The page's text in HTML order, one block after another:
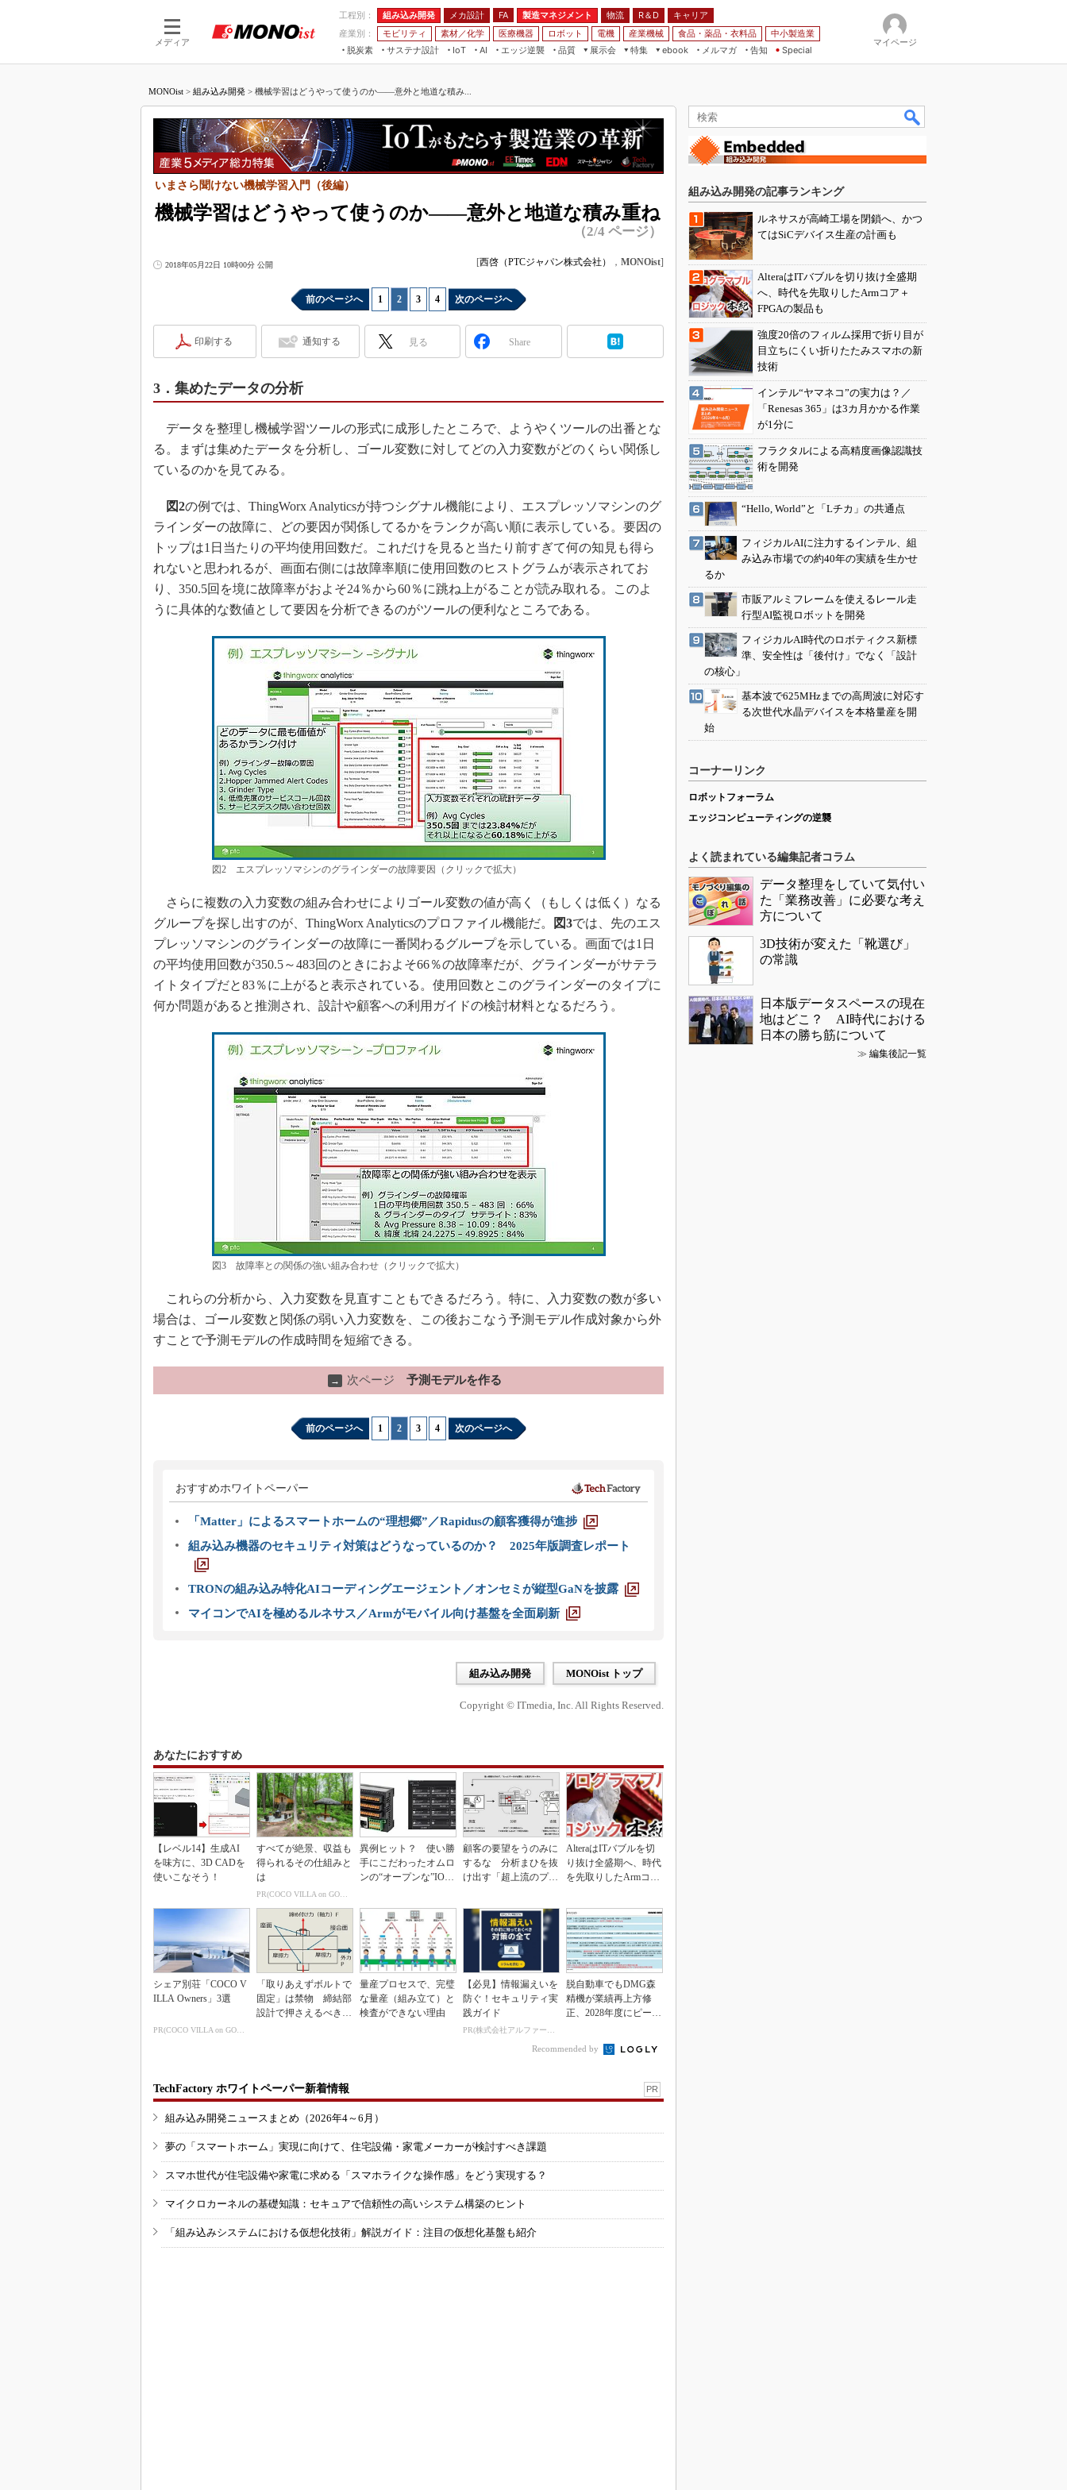
メディア
工程別： 組み込み開発 メカ設計 FA 製造マネジメント 物流 R＆D
キャリア
産業別：
モビリティ 素材／化学 医療機器 ロボット 電機 産業機械 食品・薬品・衣料品
中小製造業
脱炭素
サステナ設計
IoT
つながる工場
つながるサービス
AI
AI×設備保全
Physical AI
エッジ逆襲 品質
展示会
JIMTOF
組込み/エッジ コンピューティング
展＆IoT/5Gソリューション展
IIFES
国際ロボット展
ジャパンモビリティショー
TECHNO-FRONTIER
EdgeTech+
日本ものづくりワールド
AUTOMOTIVE WORLD
特集
つながるクルマ
5G
VR／AR
フィールドサービス
組み込み画像技術
Windows Embedded
車載ソフト開発
ISO26262
無償設計ツール
3Dプリンタ
インダストリー4.0
イノベーション
メイドインジャパン
植物工場
知財マネジメント
海外生産
グローバル設計・開発
新型コロナへの対応
ebook
製造マネジメント
FA
モビリティ
メルマガ
告知 Special
マイページ
MONOist > 組み込み開発 > 機械学習はどうやって使うのか――意外と地道な積み...
機械学習はどうやって使うのか――意外と地道な積み重ね
いまさら聞けない機械学習入門（後編）
（2/4 ページ）
2018年05月22日 10時00分 公開 [西啓（PTCジャパン株式会社） ， MONOist]
前のページへ 1 2 3 4 次のページへ
印刷する 通知する 見る Share
3．集めたデータの分析
データを整理し機械学習ツールの形式に成形したところで、ようやくツールの出番とな
る。まずは集めたデータを分析し、ゴール変数に対してどの入力変数がどのくらい関係し
ているのかを見てみる。
図2の例では、ThingWorx Analyticsが持つシグナル機能により、エスプレッソマシンのグ
ラインダーの故障に、どの要因が関係してるかをランクが高い順に表示している。要因の
トップは1日当たりの平均使用回数だ。これだけを見ると当たり前すぎて何の知見も得ら
れないと思われるが、画面右側には故障率順に使用回数のヒストグラムが表示されてお
り、350.5回を境に故障率がおよそ24％から60％に跳ね上がることが読み取れる。このよ
うに具体的な数値として要因を分析できるのがツールの便利なところである。
図2 エスプレッソマシンのグラインダーの故障要因（クリックで拡大）
さらに複数の入力変数の組み合わせによりゴール変数の値が高く（もしくは低く）なる
グループを探し出すのが、ThingWorx Analyticsのプロファイル機能だ。
図3では、先のエス
プレッソマシンのグラインダーの故障に一番関わるグループを示している。画面では1日
の平均使用回数が350.5～483回のときにおよそ66％の故障率だが、グラインダーがサテラ
イトタイプだと83％に上がると表示されている。使用回数とこのグラインダーのタイプに
何か問題があると推測され、設計や顧客への利用ガイドの検討材料となるだろう。
図3 故障率との関係の強い組み合わせ（クリックで拡大）
これらの分析から、入力変数を見直すこともできるだろう。特に、入力変数の数が多い
場合は、ゴール変数と関係の弱い入力変数を、この後おこなう予測モデル作成対象から外
すことで予測モデルの作成時間を短縮できる。
→ 次ページ 予測モデルを作る
前のページへ 1 2 3 4 次のページへ
おすすめホワイトペーパー
「Matter」によるスマートホームの“理想郷”／Rapidusの顧客獲得が進捗
組み込み機器のセキュリティ対策はどうなっているのか？ 2025年版調査レポート
TRONの組み込み特化AIコーディングエージェント／オンセミが縦型GaNを披露
マイコンでAIを極めるルネサス／Armがモバイル向け基盤を全面刷新
組み込み開発 MONOist トップ
Copyright © ITmedia, Inc. All Rights Reserved.
あなたにおすすめ
【レベル14】生成AI
を味方に、3D CADを
使いこなそう！
すべてが絶景、収益も
得られるその仕組みと
は
PR(COCO VILLA on GOETHE)
異例ヒット？ 使い勝
手にこだわったオムロ
ンの“オープンな”IO-L
顧客の要望をうのみに
するな 分析まひを抜
け出す「超上流のプロ
AlteraはITバブルを切
り抜け全盛期へ、時代
を先取りしたArmコア
シェア別荘「COCO V
ILLA Owners」3選
PR(COCO VILLA on GOETHE)
「取りあえずボルトで
固定」は禁物 締結部
設計で押さえるべき基
量産プロセスで、完璧
な量産（組み立て）と
検査ができない理由
【必見】情報漏えいを
防ぐ！セキュリティ実
践ガイド
PR(株式会社アルファーテクノ)
脱自動車でもDMG森
精機が業績再上方修
正、2028年度にピーク
Recommended by
TechFactory ホワイトペーパー新着情報 PR
組み込み開発ニュースまとめ（2026年4～6月）
夢の「スマートホーム」実現に向けて、住宅設備・家電メーカーが検討すべき課題
スマホ世代が住宅設備や家電に求める「スマホライクな操作感」をどう実現する？
マイクロカーネルの基礎知識：セキュアで信頼性の高いシステム構築のヒント
「組み込みシステムにおける仮想化技術」解説ガイド：注目の仮想化基盤も紹介
組み込み開発の記事ランキング
ルネサスが高崎工場を閉鎖へ、かつ
てはSiCデバイス生産の計画も
AlteraはITバブルを切り抜け全盛期
へ、時代を先取りしたArmコア＋
FPGAの製品も
強度20倍のフィルム採用で折り目が
目立ちにくい折りたたみスマホの新
技術
インテル“ヤマネコ”の実力は？／
「Renesas 365」は3カ月かかる作業
が1分に
フラクタルによる高精度画像認識技
術を開発
“Hello, World”と「Lチカ」の共通点
フィジカルAIに注力するインテル、組
み込み市場での約40年の実績を生かせ
るか
市販アルミフレームを使えるレール走
行型AI監視ロボットを開発
フィジカルAI時代のロボティクス新標
準、安全性は「後付け」でなく「設計
の核心」
基本波で625MHzまでの高周波に対応す
る次世代水晶デバイスを本格量産を開
始
コーナーリンク
ロボットフォーラム
エッジコンピューティングの逆襲
よく読まれている編集記者コラム
データ整理をしていて気付い
た「業務改善」に必要な考え
方について
3D技術が変えた「靴選び」
の常識
日本版データスペースの現在
地はどこ？ AI時代における
日本の勝ち筋について
≫ 編集後記一覧